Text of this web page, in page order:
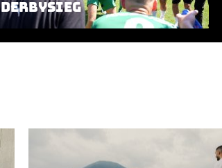
DERBYSIEG